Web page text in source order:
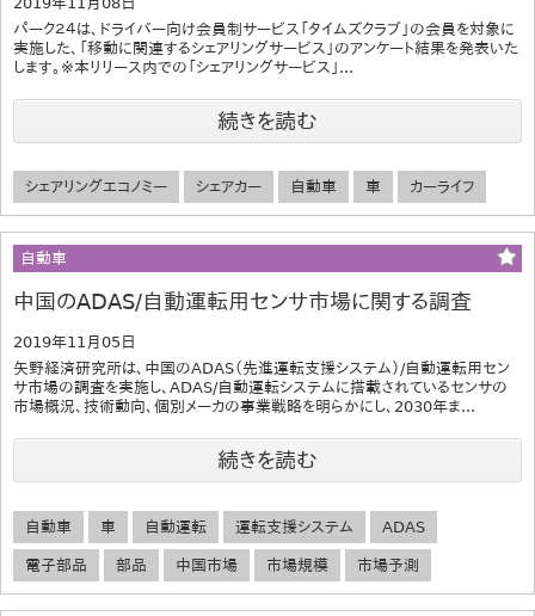
パーク２４は、ドライバー向け会員制サービス「タイムズクラブ」の会員を対象に
実施した、「移動に関連するシェアリングサービス」のアンケート結果を発表いた
します。※本リリース内での「シェアリングサービス」...
続きを読む
シェアリングエコノミー シェアカー 自動車 車 カーライフ
自動車
中国のADAS/自動運転用センサ市場に関する調査
2019年11月05日
矢野経済研究所は、中国のADAS（先進運転支援システム）/自動運転用セン
サ市場の調査を実施し、ADAS/自動運転システムに搭載されているセンサの
市場概況、技術動向、個別メーカの事業戦略を明らかにし、2030年ま...
続きを読む
自動車 車 自動運転 運転支援システム ADAS
電子部品 部品 中国市場 市場規模 市場予測